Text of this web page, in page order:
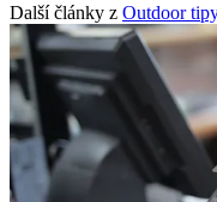
Další články z Outdoor